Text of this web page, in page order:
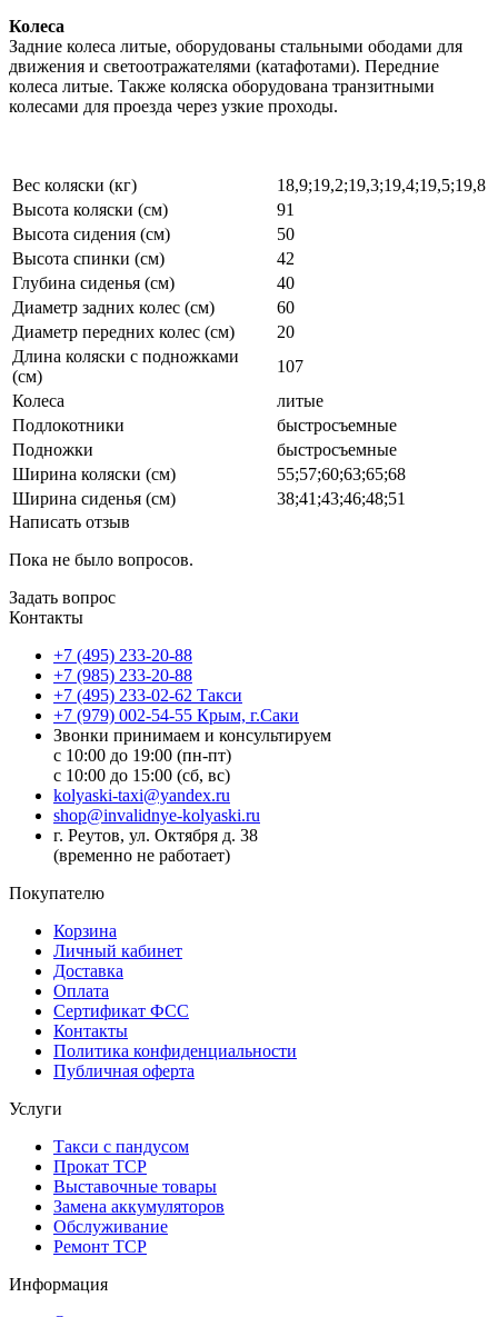
Колеса
Задние колеса литые, оборудованы стальными ободами для
движения и светоотражателями (катафотами). Передние
колеса литые. Также коляска оборудована транзитными
колесами для проезда через узкие проходы.
Вес коляски (кг)
18,9;19,2;19,3;19,4;19,5;19,8
Высота коляски (см)
91
Высота сидения (см)
50
Высота спинки (см)
42
Глубина сиденья (см)
40
Диаметр задних колес (см)
60
Диаметр передних колес (см)
20
Длина коляски с подножками
(см)
107
Колеса
литые
Подлокотники
быстросъемные
Подножки
быстросъемные
Ширина коляски (см)
55;57;60;63;65;68
Ширина сиденья (см)
38;41;43;46;48;51
Написать отзыв
Пока не было вопросов.
Задать вопрос
Контакты
+7 (495) 233-20-88
+7 (985) 233-20-88
+7 (495) 233-02-62 Такси
+7 (979) 002-54-55 Крым, г.Саки
Звонки принимаем и консультируем
с 10:00 до 19:00 (пн-пт)
с 10:00 до 15:00 (сб, вс)
kolyaski-taxi@yandex.ru
shop@invalidnye-kolyaski.ru
г. Реутов, ул. Октября д. 38
(временно не работает)
Покупателю
Корзина
Личный кабинет
Доставка
Оплата
Сертификат ФСС
Контакты
Политика конфиденциальности
Публичная оферта
Услуги
Такси с пандусом
Прокат ТСР
Выставочные товары
Замена аккумуляторов
Обслуживание
Ремонт ТСР
Информация